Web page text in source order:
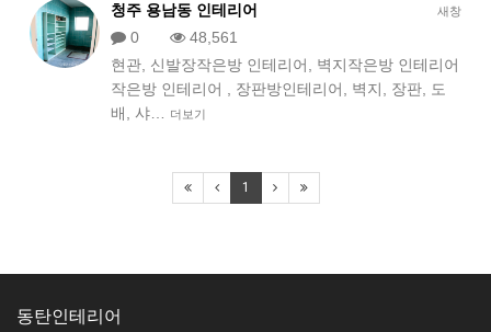
새창
청주 용남동 인테리어
0
48,561
현관, 신발장작은방 인테리어, 벽지작은방 인테리어
작은방 인테리어 , 장판방인테리어, 벽지, 장판, 도
배, 샤…
더보기
1
동탄인테리어